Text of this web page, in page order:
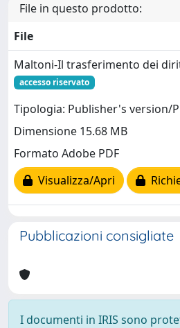
File in questo prodotto:
File
Maltoni-Il trasferimento dei
accesso riservato
Tipologia: Publisher's version/
Dimensione 15.68 MB
Formato Adobe PDF
Visualizza/Apri
Pubblicazioni consigliate
I documenti in IRIS sono